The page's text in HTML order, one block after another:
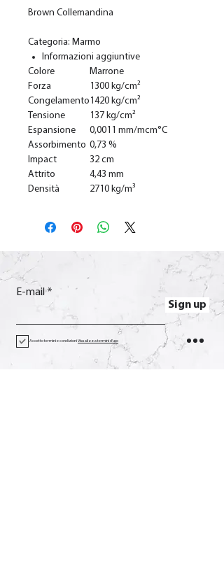
Brown Collemandina
Categoria: Marmo
Informazioni aggiuntive
Colore
Marrone
Forza
1300 kg/cm²
Congelamento 1420 kg/cm²
Tensione
137 kg/cm²
Espansione
0,0011 mm/mcm°C
Assorbimento 0,73 %
Impact
32 cm
Attrito
4,43 mm
Densità
2710 kg/m³
E-mail
Sign up
Accetto termini e condizioniVisualizza termini d'uso